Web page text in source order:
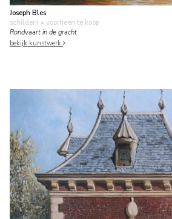
Joseph Bles
schilderij • voorheen te koop
Rondvaart in de gracht
bekijk kunstwerk